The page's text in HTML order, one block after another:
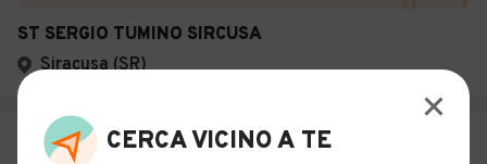
ST SERGIO TUMINO SIRCUSA
Siracusa (SR)
€ 19.900
CERCA VICINO A TE